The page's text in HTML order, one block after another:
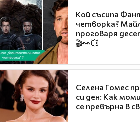
Кой съсипа
четворка?
проговаря
🎬👀💥
Селена Гомес
си ден: Как
се превърна в